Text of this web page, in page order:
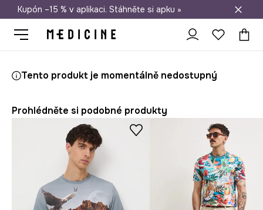
Doprava zdarma při nákupu nad 1 200 Kč
Kupón –15 % v aplikaci. Stáhněte si apku »
Tento produkt je momentálně nedostupný
Prohlédněte si podobné produkty